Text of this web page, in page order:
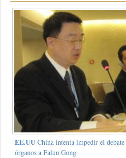
EE.UUChina intenta impedir el debate
órganos a Falun Gong